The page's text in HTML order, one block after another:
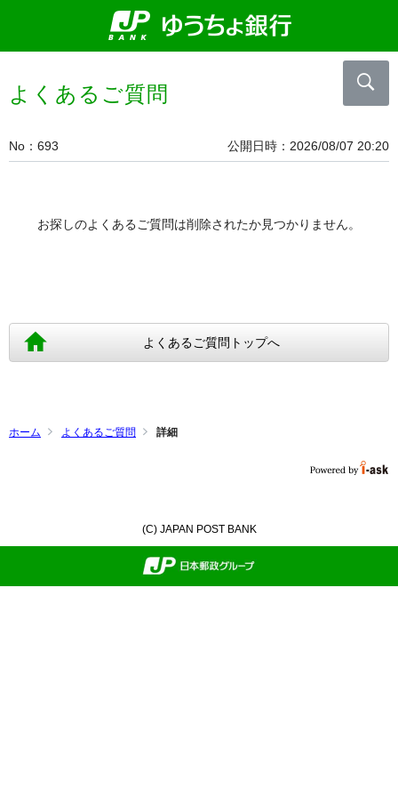
よくあるご質問
No 693 公開日時 2026/08/07 20:20
お探しのよくあるご質問は削除されたか見つかりません。
よくあるご質問トップへ
ホーム よくあるご質問 詳細
(C) JAPAN POST BANK